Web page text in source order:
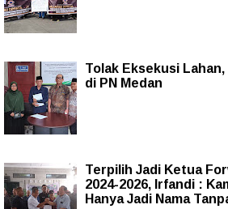
Tolak Eksekusi
di PN Medan
Terpilih Jadi Ketua
2024-2026, Irfandi :
Hanya Jadi Nama